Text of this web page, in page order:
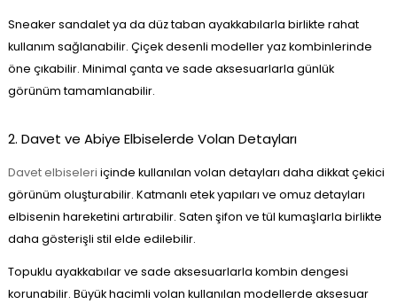
Sneaker sandalet ya da düz taban ayakkabılarla birlikte rahat
kullanım sağlanabilir. Çiçek desenli modeller yaz kombinlerinde
öne çıkabilir. Minimal çanta ve sade aksesuarlarla günlük
görünüm tamamlanabilir.
2. Davet ve Abiye Elbiselerde Volan Detayları
Davet elbiseleri içinde kullanılan volan detayları daha dikkat çekici
görünüm oluşturabilir. Katmanlı etek yapıları ve omuz detayları
elbisenin hareketini artırabilir. Saten şifon ve tül kumaşlarla birlikte
daha gösterişli stil elde edilebilir.
Topuklu ayakkabılar ve sade aksesuarlarla kombin dengesi
korunabilir. Büyük hacimli volan kullanılan modellerde aksesuar